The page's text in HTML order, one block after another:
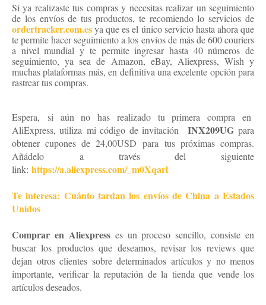
Si ya realizaste tus compras y necesitas realizar un seguimiento
de los envíos de tus productos, te recomiendo lo servicios de
ordertracker.com.esya que es el único servicio hasta ahora que
te permite hacer seguimiento a los envíos de más de 600 couriers
a nivel mundial y te permite ingresar hasta 40 números de
seguimiento, ya sea de Amazon, eBay, Aliexpress, Wish y
muchas plataformas más, en definitiva una excelente opción para
rastrear tus compras.
Espera, si aún no has realizado tu primera compra en
AliExpress, utiliza mi código de invitación INX209UGpara
obtener cupones de 24,00USD para tus próximas compras.
Añádelo a través del siguiente
link: https://a.aliexpress.com/_m0Xqarl
Te interesa: Cuánto tardan los envíos de China a Estados
Unidos
Comprar en Aliexpresses un proceso sencillo, consiste en
buscar los productos que deseamos, revisar los reviews que
dejan otros clientes sobre determinados artículos y no menos
importante, verificar la reputación de la tienda que vende los
artículos deseados.